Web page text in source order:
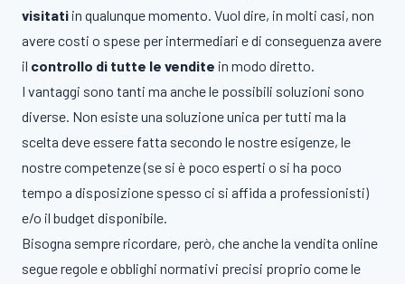
visitati in qualunque momento. Vuol dire, in molti casi, non
avere costi o spese per intermediari e di conseguenza avere
il controllo di tutte le vendite in modo diretto.
I vantaggi sono tanti ma anche le possibili soluzioni sono
diverse. Non esiste una soluzione unica per tutti ma la
scelta deve essere fatta secondo le nostre esigenze, le
nostre competenze (se si è poco esperti o si ha poco
tempo a disposizione spesso ci si affida a professionisti)
e/o il budget disponibile.
Bisogna sempre ricordare, però, che anche la vendita online
segue regole e obblighi normativi precisi proprio come le